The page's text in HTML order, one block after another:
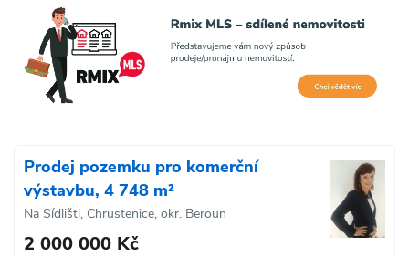
Prodej pozemku pro komerční
výstavbu, 4 748 m²
Na Sídlišti, Chrustenice, okr. Beroun
2 000 000 Kč